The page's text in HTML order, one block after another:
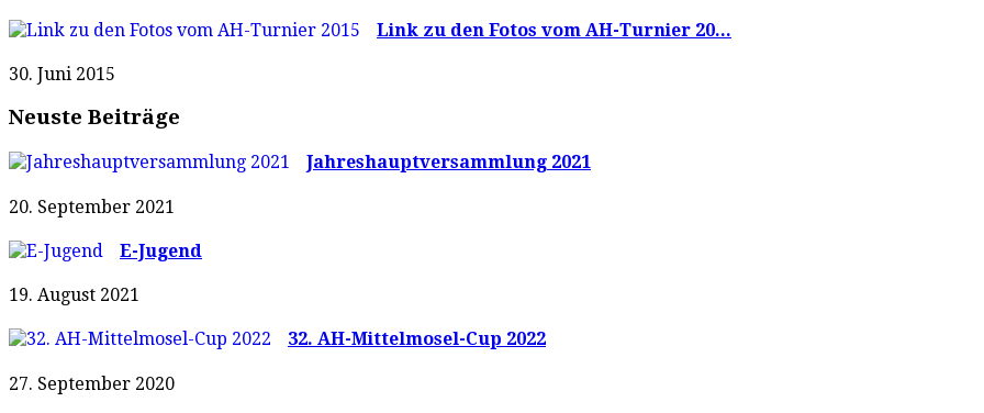
Link zu den Fotos vom AH-Turnier 20...
30. Juni 2015
Neuste Beiträge
Jahreshauptversammlung 2021
20. September 2021
E-Jugend
19. August 2021
32. AH-Mittelmosel-Cup 2022
27. September 2020